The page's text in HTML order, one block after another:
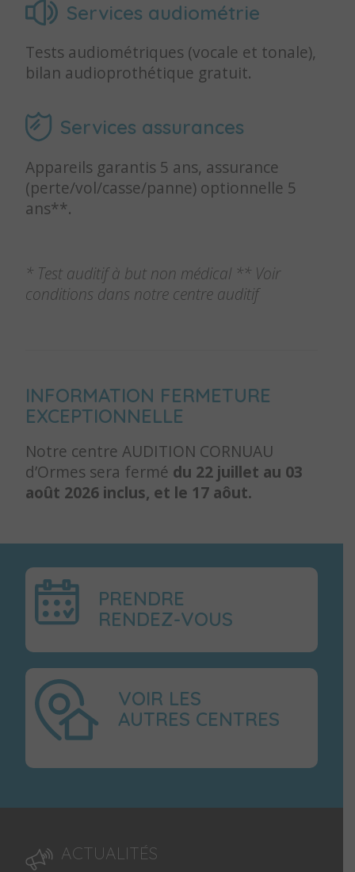
Services audiométrie
Tests audiométriques (vocale et tonale),
bilan audioprothétique gratuit.
Services assurances
Appareils garantis 5 ans, assurance
(perte/vol/casse/panne) optionnelle 5
ans**.
* Test auditif à but non médical ** Voir
conditions dans notre centre auditif
INFORMATION FERMETURE
EXCEPTIONNELLE
Notre centre AUDITION CORNUAU
d’Ormes sera fermé du 22 juillet au 03
août 2026 inclus, et le 17 aôut.
PRENDRE
RENDEZ-VOUS
VOIR LES
AUTRES CENTRES
ACTUALITÉS